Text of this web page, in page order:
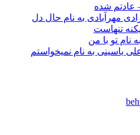
عادتم شده
مهرآبادی به نام حال دل
تنهاست
نام تو با من
یاسینی به نام نمیخواستم